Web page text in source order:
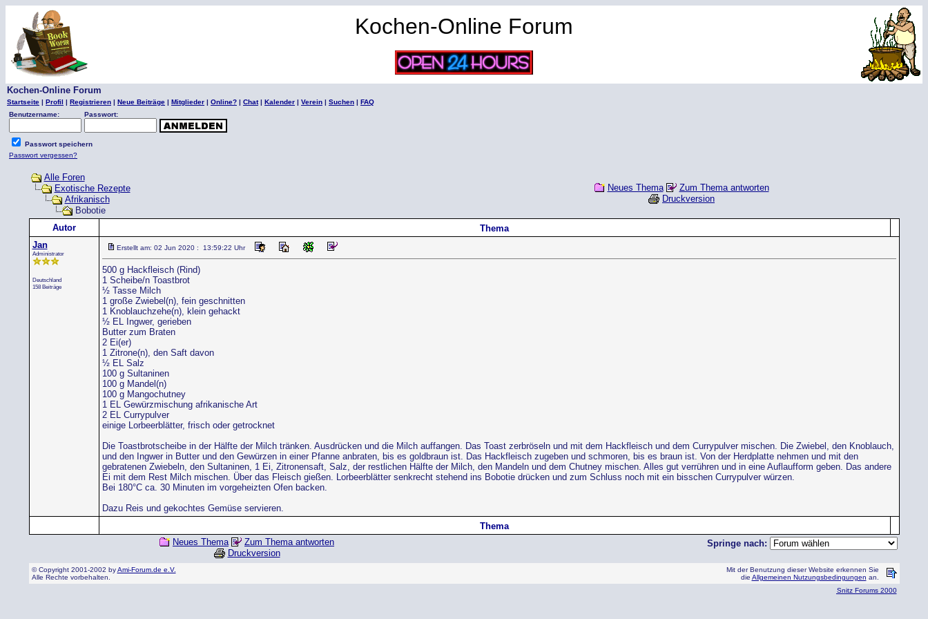
Kochen-Online Forum
Kochen-Online Forum
Startseite | Profil | Registrieren | Neue Beiträge | Mitglieder | Online? | Chat| Kalender | Verein | Suchen | FAQ
Benutzername:
Passwort:
Passwort speichern
Passwort vergessen?
Alle Foren
Exotische Rezepte
Afrikanisch
Bobotie
Neues Thema
Zum Thema antworten
Druckversion
Autor
Thema
Jan
Administrator
Deutschland
158 Beiträge
Erstellt am: 02 Jun 2020 : 13:59:22 Uhr
500 g Hackfleisch (Rind)
1 Scheibe/n Toastbrot
½ Tasse Milch
1 große Zwiebel(n), fein geschnitten
1 Knoblauchzehe(n), klein gehackt
½ EL Ingwer, gerieben
Butter zum Braten
2 Ei(er)
1 Zitrone(n), den Saft davon
½ EL Salz
100 g Sultaninen
100 g Mandel(n)
100 g Mangochutney
1 EL Gewürzmischung afrikanische Art
2 EL Currypulver
einige Lorbeerblätter, frisch oder getrocknet
Die Toastbrotscheibe in der Hälfte der Milch tränken. Ausdrücken und die Milch auffangen. Das Toast zerbröseln und mit dem Hackfleisch und dem Currypulver mischen. Die Zwiebel, den Knoblauch,
und den Ingwer in Butter und den Gewürzen in einer Pfanne anbraten, bis es goldbraun ist. Das Hackfleisch zugeben und schmoren, bis es braun ist. Von der Herdplatte nehmen und mit den
gebratenen Zwiebeln, den Sultaninen, 1 Ei, Zitronensaft, Salz, der restlichen Hälfte der Milch, den Mandeln und dem Chutney mischen. Alles gut verrühren und in eine Auflaufform geben. Das andere
Ei mit dem Rest Milch mischen. Über das Fleisch gießen. Lorbeerblätter senkrecht stehend ins Bobotie drücken und zum Schluss noch mit ein bisschen Currypulver würzen.
Bei 180°C ca. 30 Minuten im vorgeheizten Ofen backen.
Dazu Reis und gekochtes Gemüse servieren.
Thema
Neues Thema
Zum Thema antworten
Druckversion
Springe nach:
© Copyright 2001-2002 byAmi-Forum.de e.V.
Alle Rechte vorbehalten.
Mit der Benutzung dieser Website erkennen Sie
die Allgemeinen Nutzungsbedingungen an.
Snitz Forums 2000